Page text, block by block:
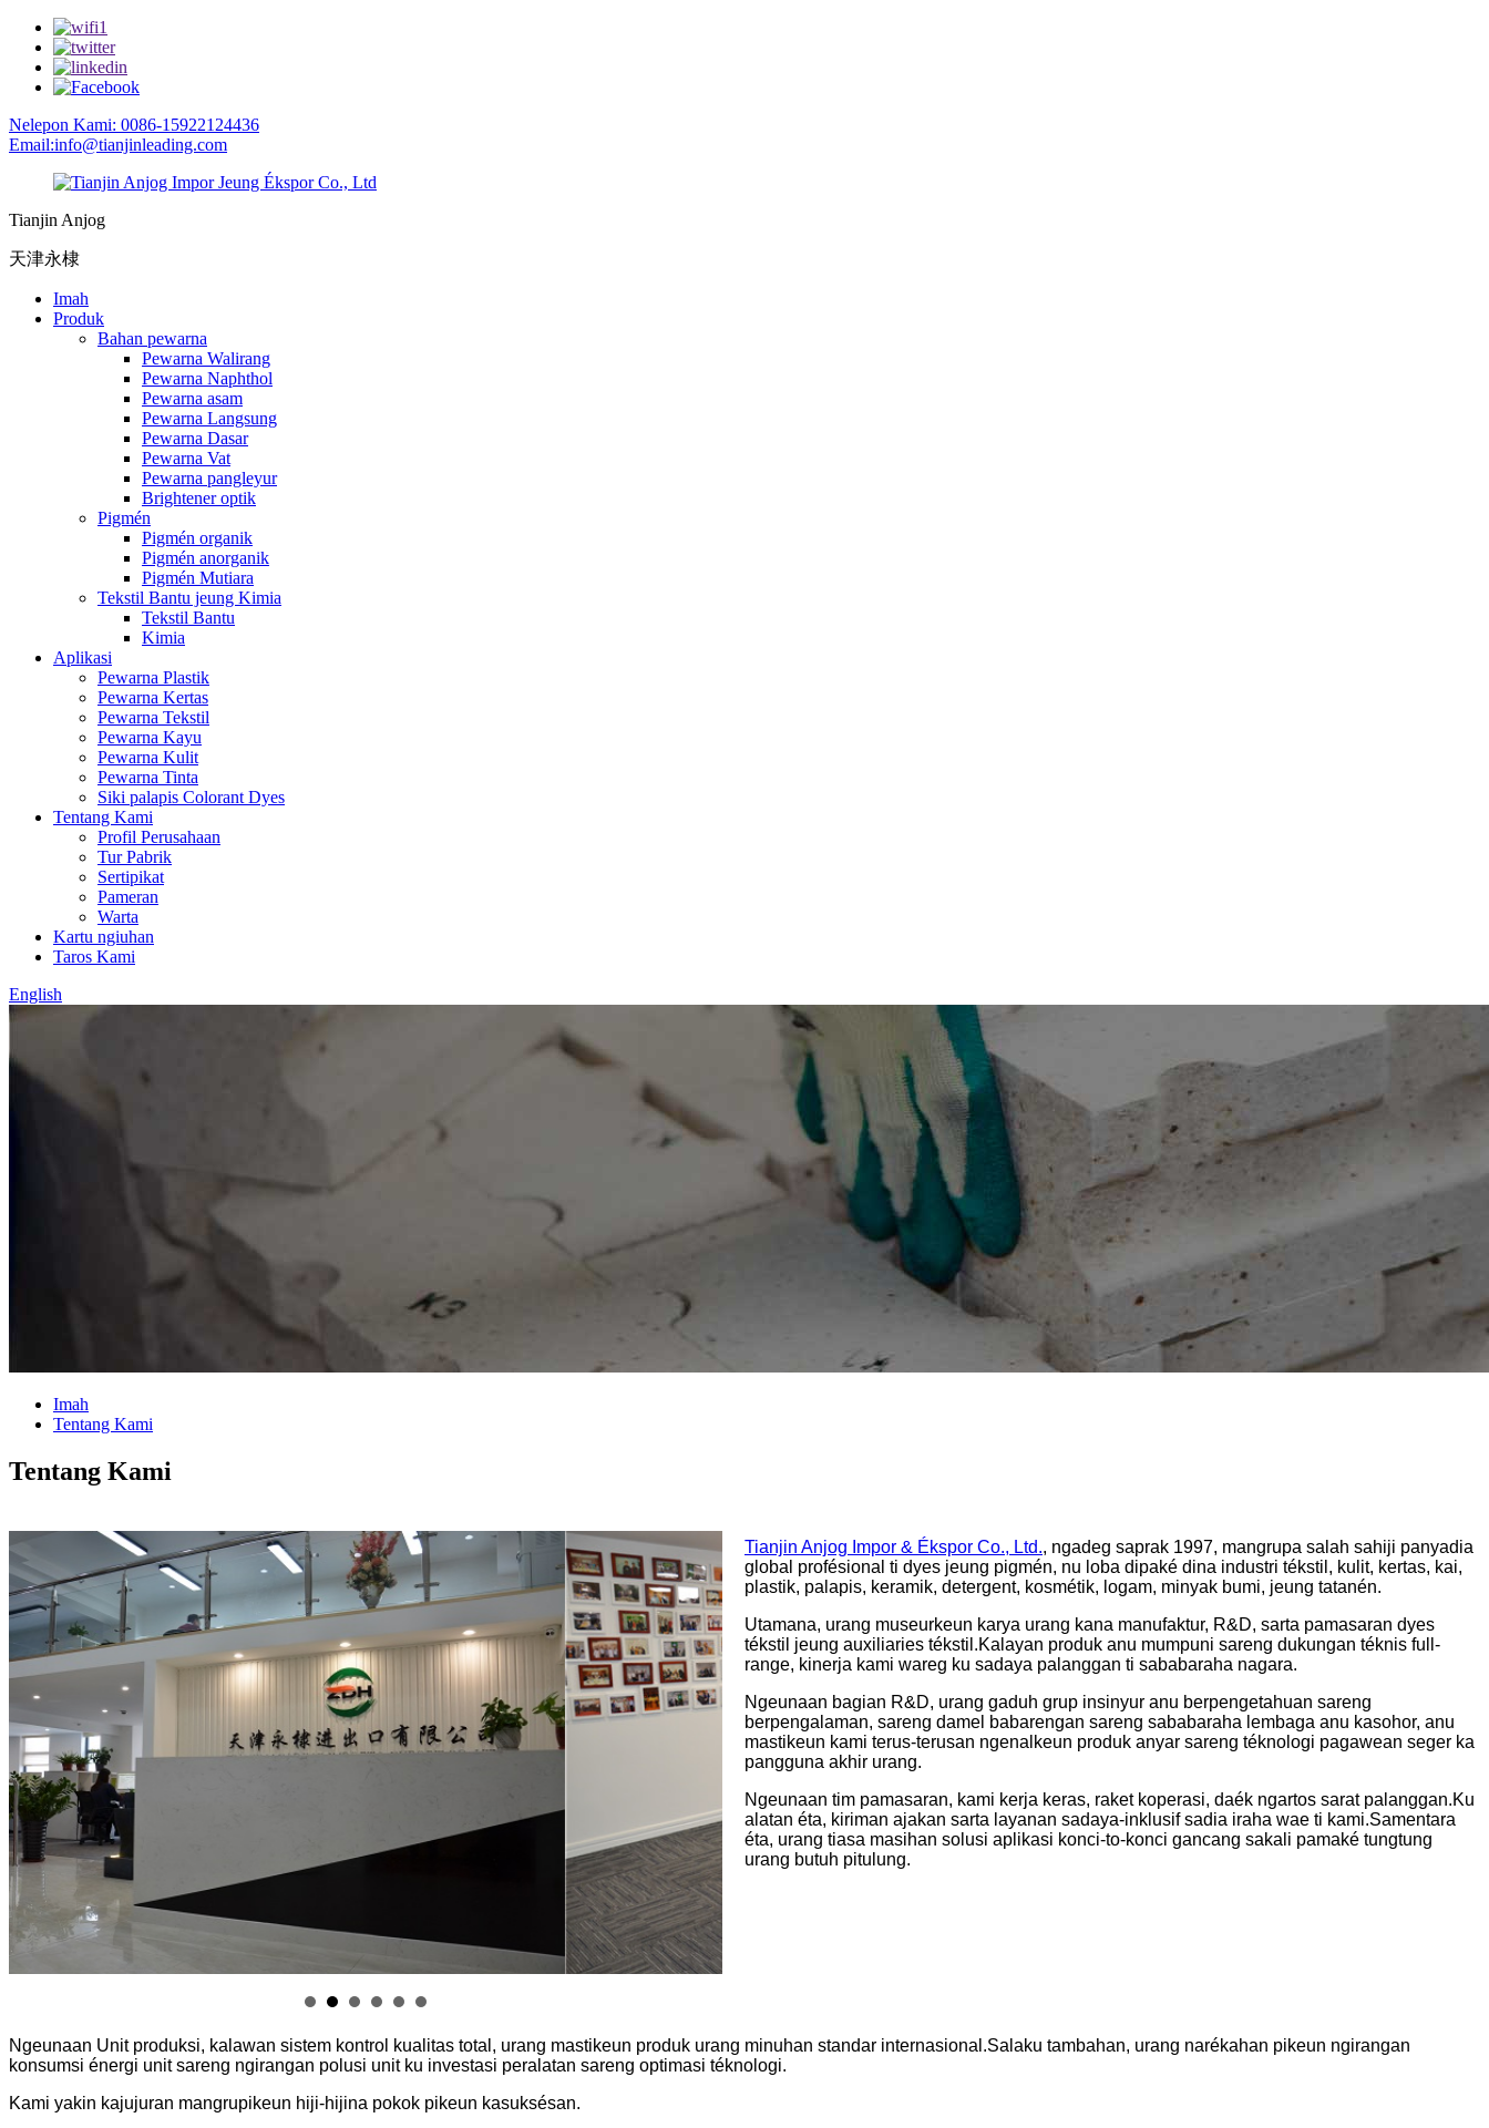
Nelepon Kami: 0086-15922124436
Email:info@tianjinleading.com
Tianjin Anjog
天津永棣
Imah
Produk
Bahan pewarna
Pewarna Walirang
Pewarna Naphthol
Pewarna asam
Pewarna Langsung
Pewarna Dasar
Pewarna Vat
Pewarna pangleyur
Brightener optik
Pigmén
Pigmén organik
Pigmén anorganik
Pigmén Mutiara
Tekstil Bantu jeung Kimia
Tekstil Bantu
Kimia
Aplikasi
Pewarna Plastik
Pewarna Kertas
Pewarna Tekstil
Pewarna Kayu
Pewarna Kulit
Pewarna Tinta
Siki palapis Colorant Dyes
Tentang Kami
Profil Perusahaan
Tur Pabrik
Sertipikat
Pameran
Warta
Kartu ngiuhan
Taros Kami
English
Imah
Tentang Kami
Tentang Kami
Tianjin Anjog Impor & Ékspor Co., Ltd., ngadeg saprak 1997, mangrupa salah sahiji panyadia
global profésional ti dyes jeung pigmén, nu loba dipaké dina industri tékstil, kulit, kertas, kai,
plastik, palapis, keramik, detergent, kosmétik, logam, minyak bumi, jeung tatanén.
Utamana, urang museurkeun karya urang kana manufaktur, R&D, sarta pamasaran dyes
tékstil jeung auxiliaries tékstil.Kalayan produk anu mumpuni sareng dukungan téknis full-
range, kinerja kami wareg ku sadaya palanggan ti sababaraha nagara.
Ngeunaan bagian R&D, urang gaduh grup insinyur anu berpengetahuan sareng
berpengalaman, sareng damel babarengan sareng sababaraha lembaga anu kasohor, anu
mastikeun kami terus-terusan ngenalkeun produk anyar sareng téknologi pagawean seger ka
pangguna akhir urang.
Ngeunaan tim pamasaran, kami kerja keras, raket koperasi, daék ngartos sarat palanggan.Ku
alatan éta, kiriman ajakan sarta layanan sadaya-inklusif sadia iraha wae ti kami.Samentara
éta, urang tiasa masihan solusi aplikasi konci-to-konci gancang sakali pamaké tungtung
urang butuh pitulung.
Ngeunaan Unit produksi, kalawan sistem kontrol kualitas total, urang mastikeun produk urang minuhan standar internasional.Salaku tambahan, urang narékahan pikeun ngirangan
konsumsi énergi unit sareng ngirangan polusi unit ku investasi peralatan sareng optimasi téknologi.
Kami yakin kajujuran mangrupikeun hiji-hijina pokok pikeun kasuksésan.